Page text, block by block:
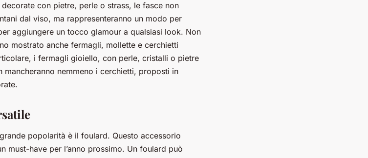
con pietre, perle o strass, le fasce non
dal viso, ma rappresenteranno un modo per
aggiungere un tocco glamour a qualsiasi look. Non
mostrato anche fermagli, mollette e cerchietti
i fermagli gioiello, con perle, cristalli o pietre
mancheranno nemmeno i cerchietti, proposti in
popolarità è il foulard. Questo accessorio
must-have per l’anno prossimo. Un foulard può